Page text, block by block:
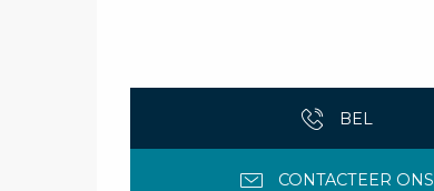
BEL
CONTACTEER ONS